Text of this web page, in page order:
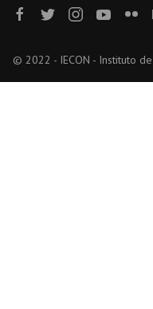
© 2022 - IECON - Instituto